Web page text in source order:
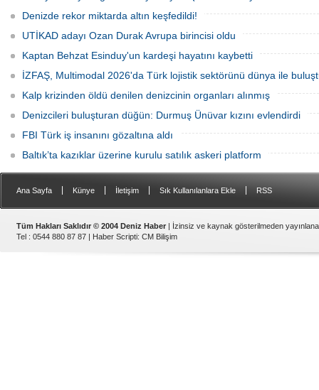
Denizde rekor miktarda altın keşfedildi!
UTİKAD adayı Ozan Durak Avrupa birincisi oldu
Kaptan Behzat Esinduy'un kardeşi hayatını kaybetti
İZFAŞ, Multimodal 2026'da Türk lojistik sektörünü dünya ile
Kalp krizinden öldü denilen denizcinin organları alınmış
Denizcileri buluşturan düğün: Durmuş Ünüvar kızını evlendirdi
FBI Türk iş insanını gözaltına aldı
Baltık’ta kazıklar üzerine kurulu satılık askeri platform
Ana Sayfa Künye İletişim Sık Kullanılanlara Ekle RSS
Tüm Hakları Saklıdır © 2004 Deniz Haber | İzinsiz ve kaynak gösterilmeden
Tel : 0544 880 87 87 | Haber Scripti: CM Bilişim